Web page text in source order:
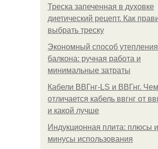
Треска запеченная в духовке
диетический рецепт. Как
выбрать треску
Экономный способ утепления
балкона: ручная работа и
минимальные затраты
Кабели ВВГнг-LS и ВВГнг. Чем
отличается кабель ввгнг от
и какой лучше
Индукционная плита: плюсы и
минусы использования